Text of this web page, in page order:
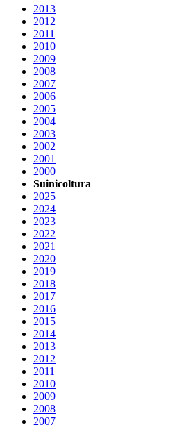
2013
2012
2011
2010
2009
2008
2007
2006
2005
2004
2003
2002
2001
2000
Suinicoltura
2025
2024
2023
2022
2021
2020
2019
2018
2017
2016
2015
2014
2013
2012
2011
2010
2009
2008
2007